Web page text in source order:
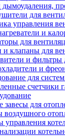
для
управления
и
для
и клапаны для
и фильтры
и
для
счетчики
завесы для
воздушного